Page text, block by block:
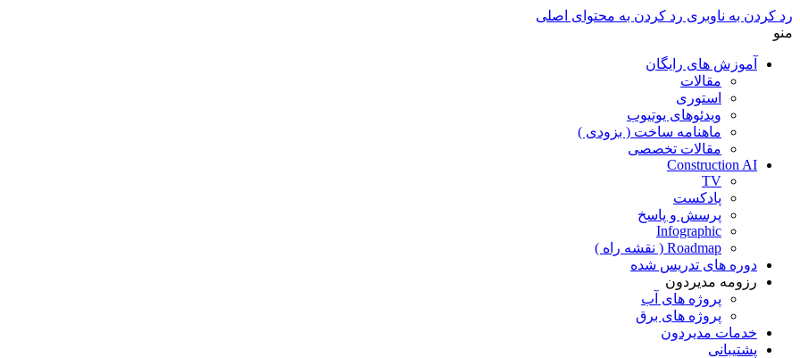
رد کردن به ناوبری رد کردن به محتوای اصلی
منو
آموزش های رایگان
مقالات
استوری
ویدئوهای یوتیوب
ماهنامه ساخت ( بزودی )
مقالات تخصصی
Construction AI
TV
پادکست
پرسش و پاسخ
Infographic
Roadmap ( نقشه راه )
دوره های تدریس شده
رزومه مدیردون
پروژه های آب
پروژه های برق
خدمات مدیردون
پشتیبانی